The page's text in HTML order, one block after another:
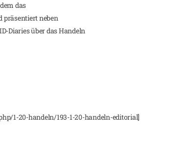
das
präsentiert neben
Diaries über das Handeln
1-20-handeln/193-1-20-handeln-editorial]